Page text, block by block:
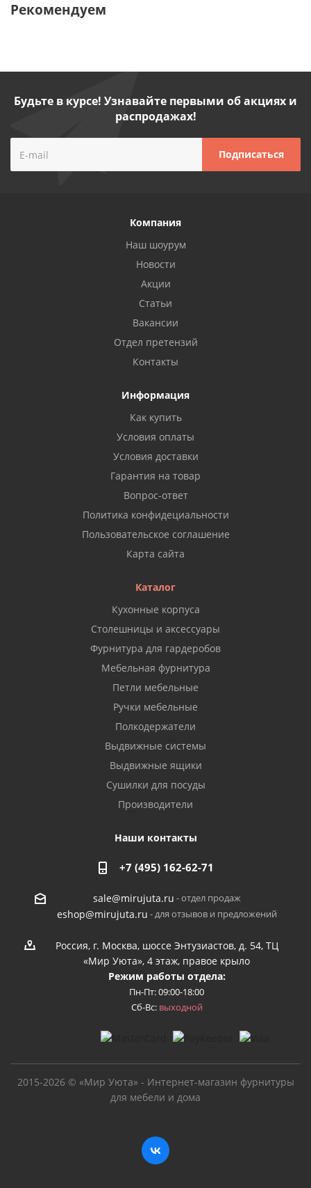
Рекомендуем
Будьте в курсе! Узнавайте первыми об акциях и
распродажах!
Компания
Наш шоурум
Новости
Акции
Статьи
Вакансии
Отдел претензий
Контакты
Информация
Как купить
Условия оплаты
Условия доставки
Гарантия на товар
Вопрос-ответ
Политика конфидециальности
Пользовательское соглашение
Карта сайта
Каталог
Кухонные корпуса
Столешницы и аксессуары
Фурнитура для гардеробов
Мебельная фурнитура
Петли мебельные
Ручки мебельные
Полкодержатели
Выдвижные системы
Выдвижные ящики
Сушилки для посуды
Производители
Наши контакты
+7 (495) 162-62-71
sale@mirujuta.ru - отдел продаж
eshop@mirujuta.ru - для отзывов и предложений
Россия, г. Москва, шоссе Энтузиастов, д. 54, ТЦ
«Мир Уюта», 4 этаж, правое крыло
Режим работы отдела:
Пн-Пт: 09:00-18:00
Сб-Вс: выходной
2015-2026 © «Мир Уюта» - Интернет-магазин фурнитуры
для мебели и дома